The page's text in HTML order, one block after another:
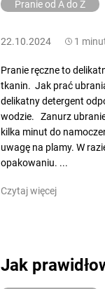
Pranie od A do Z
22.10.2024 1
Pranie ręczne to
tkanin. Jak prać
delikatny detergent
wodzie. Zanurz
kilka minut do
uwagę na plamy. W
opakowaniu. ...
Czytaj więcej
Jak